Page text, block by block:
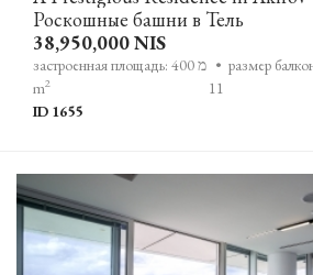
Роскошные башни в Тель
38,950,000 NIS
застроенная площадь: 400 מ
m2
• размер
11
ID 1655